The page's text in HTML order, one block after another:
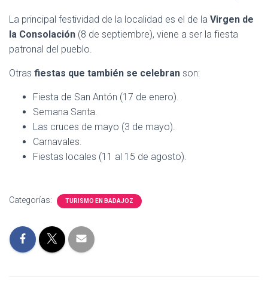
La principal festividad de la localidad es el de la Virgen de
la Consolación (8 de septiembre), viene a ser la fiesta
patronal del pueblo.
Otras fiestas que también se celebran son:
Fiesta de San Antón (17 de enero).
Semana Santa.
Las cruces de mayo (3 de mayo).
Carnavales.
Fiestas locales (11 al 15 de agosto).
Categorías: TURISMO EN BADAJOZ